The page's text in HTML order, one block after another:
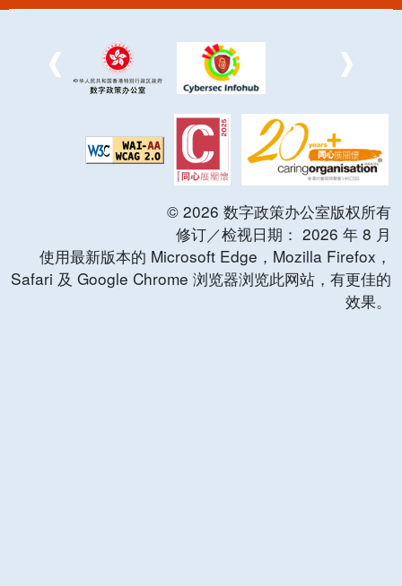
© 2026 数字政策办公室版权所有
修订／检视日期： 2026 年 8 月
使用最新版本的 Microsoft Edge，Mozilla Firefox，
Safari 及 Google Chrome 浏览器浏览此网站，有更佳的
效果。